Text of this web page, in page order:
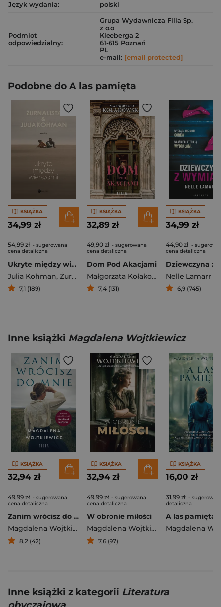
Język wydania:
polski
Podmiot
odpowiedzialny:
Grupa Wydawnicza Filia Sp.
z o.o
Kleeberga 2
61-615 Poznań
PL
e-mail: [email protected]
Podobne do A las pamięta
KSIĄŻKA
34,99 zł
54,99 zł - sugerowana
cena detaliczna
Ukryte między wierszami
Julia Kohman, Żurnalista
7,1 (189)
KSIĄŻKA
32,89 zł
49,90 zł - sugerowana
cena detaliczna
Dom Pod Akacjami
Małgorzata Kołakowska
7,4 (131)
KSIĄŻKA
34,99 zł
44,90 zł -
cena detaliczna
Nelle Lamarr
6,9 (745)
Inne książki Magdalena Wojtkiewicz
KSIĄŻKA
32,94 zł
49,99 zł - sugerowana
cena detaliczna
Zanim wrócisz do mnie
Magdalena Wojtkiewicz
8,2 (42)
KSIĄŻKA
32,94 zł
49,99 zł - sugerowana
cena detaliczna
W obronie miłości
Magdalena Wojtkiewicz
7,6 (97)
KSIĄŻKA
16,00 zł
31,99 zł -
detaliczna
Inne książki z kategorii Literatura